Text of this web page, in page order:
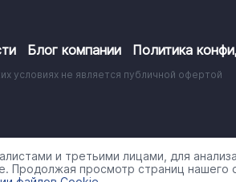
Блог компании Политика
условиях не является публичной офертой
персональных данных
и третьими лицами, для
Продолжая просмотр страниц нашего